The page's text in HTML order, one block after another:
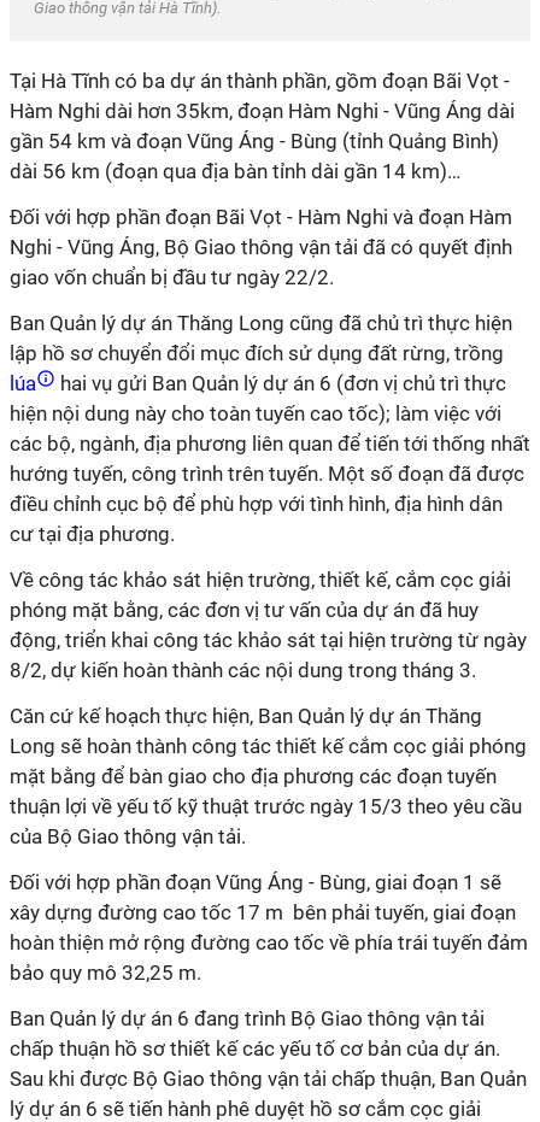
Giao thông vận tải Hà Tĩnh).
Tại Hà Tĩnh có ba dự án thành phần, gồm đoạn Bãi Vọt -
Hàm Nghi dài hơn 35km, đoạn Hàm Nghi - Vũng Áng dài
gần 54 km và đoạn Vũng Áng - Bùng (tỉnh Quảng Bình)
dài 56 km (đoạn qua địa bàn tỉnh dài gần 14 km)…
Đối với hợp phần đoạn Bãi Vọt - Hàm Nghi và đoạn Hàm
Nghi - Vũng Áng, Bộ Giao thông vận tải đã có quyết định
giao vốn chuẩn bị đầu tư ngày 22/2.
Ban Quản lý dự án Thăng Long cũng đã chủ trì thực hiện
lập hồ sơ chuyển đổi mục đích sử dụng đất rừng, trồng
lúa
hai vụ gửi Ban Quản lý dự án 6 (đơn vị chủ trì thực
hiện nội dung này cho toàn tuyến cao tốc); làm việc với
các bộ, ngành, địa phương liên quan để tiến tới thống nhất
hướng tuyến, công trình trên tuyến. Một số đoạn đã được
điều chỉnh cục bộ để phù hợp với tình hình, địa hình dân
cư tại địa phương.
Về công tác khảo sát hiện trường, thiết kế, cắm cọc giải
phóng mặt bằng, các đơn vị tư vấn của dự án đã huy
động, triển khai công tác khảo sát tại hiện trường từ ngày
8/2, dự kiến hoàn thành các nội dung trong tháng 3.
Căn cứ kế hoạch thực hiện, Ban Quản lý dự án Thăng
Long sẽ hoàn thành công tác thiết kế cắm cọc giải phóng
mặt bằng để bàn giao cho địa phương các đoạn tuyến
thuận lợi về yếu tố kỹ thuật trước ngày 15/3 theo yêu cầu
của Bộ Giao thông vận tải.
Đối với hợp phần đoạn Vũng Áng - Bùng, giai đoạn 1 sẽ
xây dựng đường cao tốc 17 m bên phải tuyến, giai đoạn
hoàn thiện mở rộng đường cao tốc về phía trái tuyến đảm
bảo quy mô 32,25 m.
Ban Quản lý dự án 6 đang trình Bộ Giao thông vận tải
chấp thuận hồ sơ thiết kế các yếu tố cơ bản của dự án.
Sau khi được Bộ Giao thông vận tải chấp thuận, Ban Quản
lý dự án 6 sẽ tiến hành phê duyệt hồ sơ cắm cọc giải